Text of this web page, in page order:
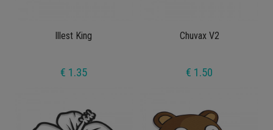
Illest King
€ 1.35
Chuvax V2
€ 1.50